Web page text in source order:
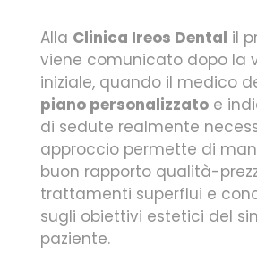
Alla Clinica Ireos Dental il
viene comunicato dopo la
iniziale, quando il medico
piano personalizzato e
di sedute realmente
approccio permette di
buon rapporto qualità-
trattamenti superflui e
sugli obiettivi estetici del
paziente.